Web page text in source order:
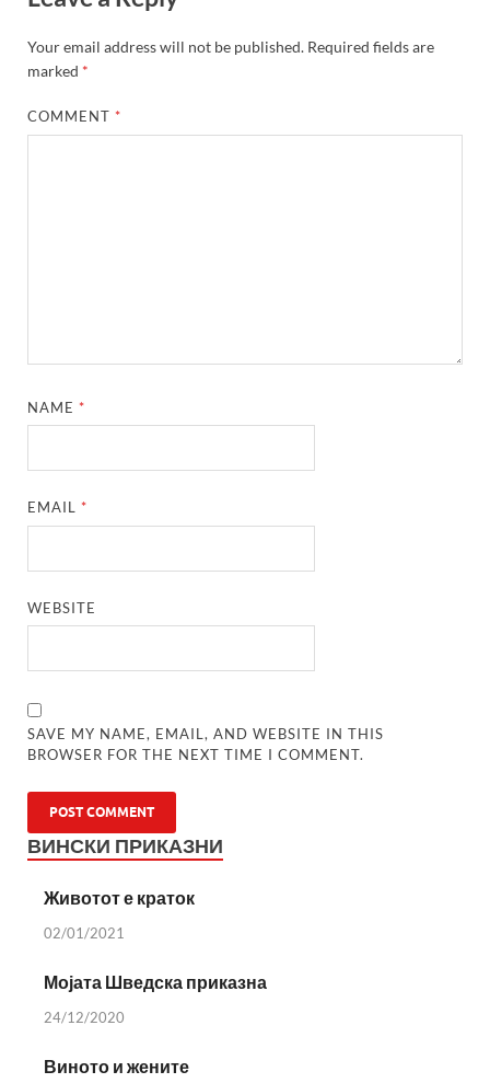
Your email address will not be published. Required fields are
marked *
COMMENT*
NAME*
EMAIL*
WEBSITE
SAVE MY NAME, EMAIL, AND WEBSITE IN THIS
BROWSER FOR THE NEXT TIME I COMMENT.
ВИНСКИ ПРИКАЗНИ
Животот е краток
02/01/2021
Мојата Шведска приказна
24/12/2020
Виното и жените